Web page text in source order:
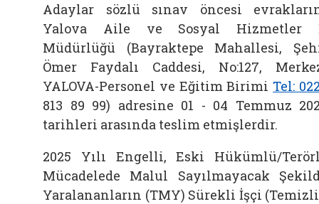
Adaylar sözlü sınav öncesi
Yalova Aile ve Sosyal Hizmetler
Müdürlüğü (Bayraktepe Mahallesi,
Ömer Faydalı Caddesi, No:127,
YALOVA-Personel ve Eğitim Birimi Tel:
813 89 99) adresine 01 - 04 Temmuz
tarihleri arasında teslim etmişlerdir.
2025 Yılı Engelli, Eski Hükümlü/
Mücadelede Malul Sayılmayacak
Yaralananların (TMY) Sürekli İşçi